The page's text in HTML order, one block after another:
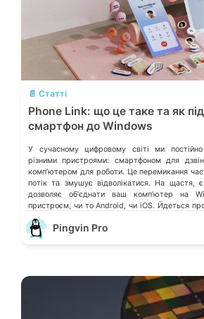
💬
📄 Статті
Phone Link: що це таке та як
смартфон до Windows
У сучасному цифровому світі ми
різними пристроями: смартфоном для
компʼютером для роботи. Це перемикання
потік та змушує відволікатися. На щастя,
дозволяє обʼєднати ваш компʼютер на
пристроєм, чи то Android, чи iOS. Йдеться про
смартфоном (Phone Link) від Microsoft, що
своєрідний «міст» до функцій смартфона.
Pingvin Pro